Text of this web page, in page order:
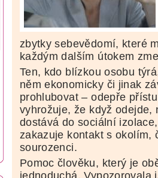
zbytky sebevědomí, které
každým dalším útokem
Ten, kdo blízkou osobu
něm ekonomicky či jinak
prohlubovat – odepře
vyhrožuje, že když
dostává do sociální
zakazuje kontakt s
sourozenci.
Pomoc člověku, který je
jednoduchá.